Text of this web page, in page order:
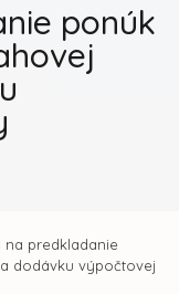
ponúk
na predkladanie
dodávku výpočtovej